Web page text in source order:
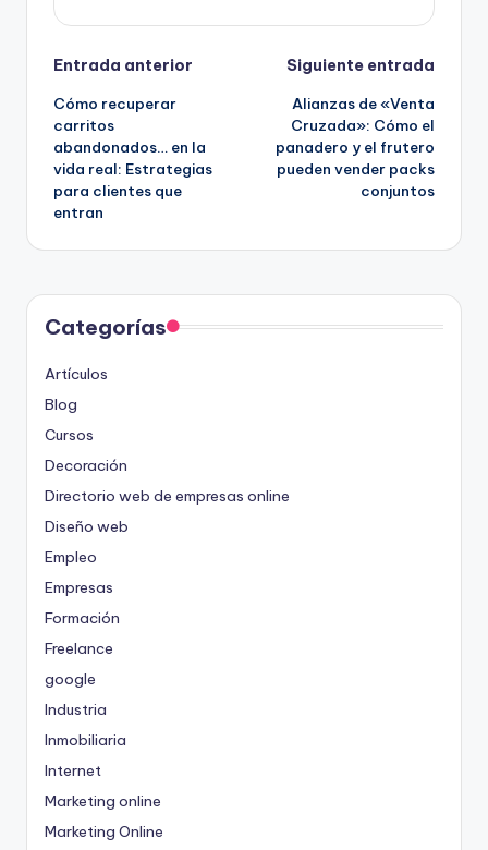
Navegación
de
entradas
Entrada anterior
Cómo recuperar
carritos
abandonados… en la
vida real: Estrategias
para clientes que
entran
Siguiente entrada
Alianzas de «Venta
Cruzada»: Cómo el
panadero y el frutero
pueden vender packs
conjuntos
Categorías
Artículos
Blog
Cursos
Decoración
Directorio web de empresas online
Diseño web
Empleo
Empresas
Formación
Freelance
google
Industria
Inmobiliaria
Internet
Marketing online
Marketing Online